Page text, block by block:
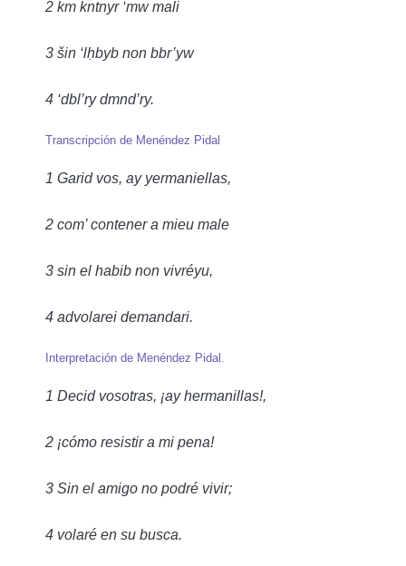
2 km kntnyr ‘mw mali
3 šin ‘lḥbyb non bbr’yw
4 ‘dbl’ry dmnd’ry.
Transcripción de Menéndez Pidal
1 Garid vos, ay yermaniellas,
2 com’ contener a mieu male
3 sin el habib non vivréyu,
4 advolarei demandari.
Interpretación de Menéndez Pidal.
1 Decid vosotras, ¡ay hermanillas!,
2 ¡cómo resistir a mi pena!
3 Sin el amigo no podré vivir;
4 volaré en su busca.